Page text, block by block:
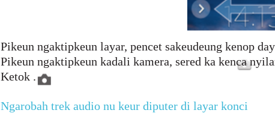
Pikeun ngaktipkeun layar, pencet sakeudeung kenop
Pikeun ngaktipkeun kadali kamera, sered ka kenca
Ketok .
Ngarobah trek audio nu keur diputer di layar konci